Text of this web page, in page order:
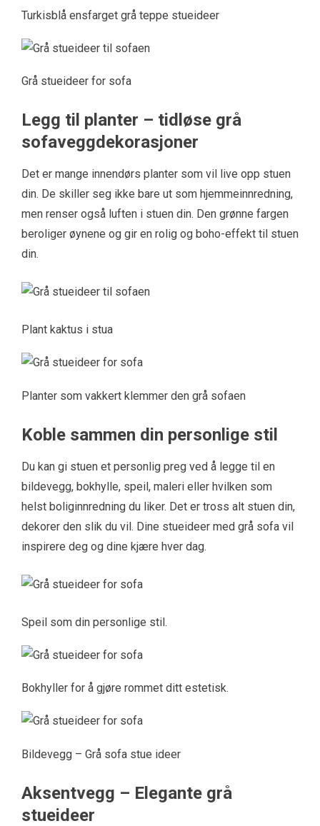
Turkisblå ensfarget grå teppe stueideer
Grå stueideer for sofa
Legg til planter – tidløse grå
sofaveggdekorasjoner
Det er mange innendørs planter som vil live opp stuen
din. De skiller seg ikke bare ut som hjemmeinnredning,
men renser også luften i stuen din. Den grønne fargen
beroliger øynene og gir en rolig og boho-effekt til stuen
din.
Plant kaktus i stua
Planter som vakkert klemmer den grå sofaen
Koble sammen din personlige stil
Du kan gi stuen et personlig preg ved å legge til en
bildevegg, bokhylle, speil, maleri eller hvilken som
helst boliginnredning du liker. Det er tross alt stuen din,
dekorer den slik du vil. Dine stueideer med grå sofa vil
inspirere deg og dine kjære hver dag.
Speil som din personlige stil.
Bokhyller for å gjøre rommet ditt estetisk.
Bildevegg – Grå sofa stue ideer
Aksentvegg – Elegante grå
stueideer